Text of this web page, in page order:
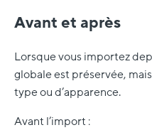
Avant et après
Lorsque vous importez
globale est préservée,
type ou d’apparence.
Avant l’import :